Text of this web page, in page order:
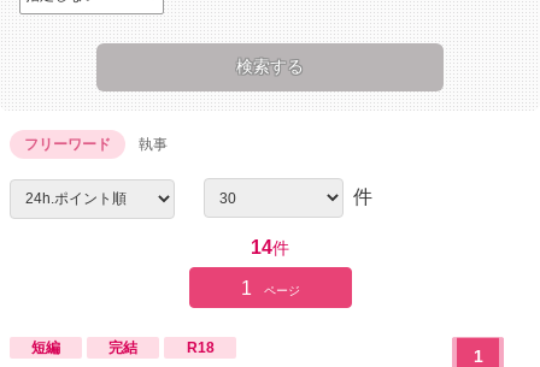
フリーワード 執事
件
14件
1 ページ
短編 完結 R18 1